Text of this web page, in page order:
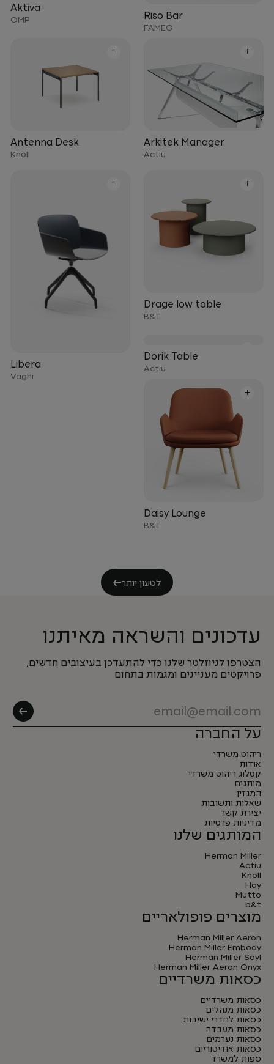
Riso Bar
FAMEG
Aktiva
OMP
+
Arkitek Manager
Actiu
+
Antenna Desk
Knoll
+
Drage low table
B&T
+
Libera
Vaghi
Dorik Table
Actiu
+
Daisy Lounge
B&T
לטעון יותר
עדכונים והשראה מאיתנו
הצטרפו לניוזלטר שלנו כדי להתעדכן בעיצובים חדשים,
פרויקטים מעניינים ומגמות בתחום
על החברה
ריהוט משרדי
אודות
קטלוג ריהוט משרדי
מותגים
המגזין
שאלות ותשובות
יצירת קשר
מדיניות פרטיות
המותגים שלנו
Herman Miller
Actiu
Knoll
Hay
Mutto
b&t
מוצרים פופולאריים
Herman Miller Aeron
Herman Miller Embody
Herman Miller Sayl
Herman Miller Aeron Onyx
כסאות משרדיים
כסאות משרדיים
כסאות מנהלים
כסאות לחדרי ישיבות
כסאות מעבדה
כסאות נערמים
כסאות אודיטוריום
ספות למשרד